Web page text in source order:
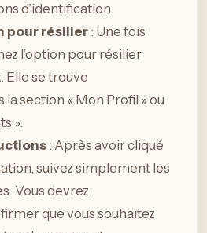
d’identification.
pour résilier : Une fois
l’option pour résilier
se trouve
section « Mon Profil » ou
».
: Après avoir cliqué
suivez simplement les
Vous devrez
que vous souhaitez